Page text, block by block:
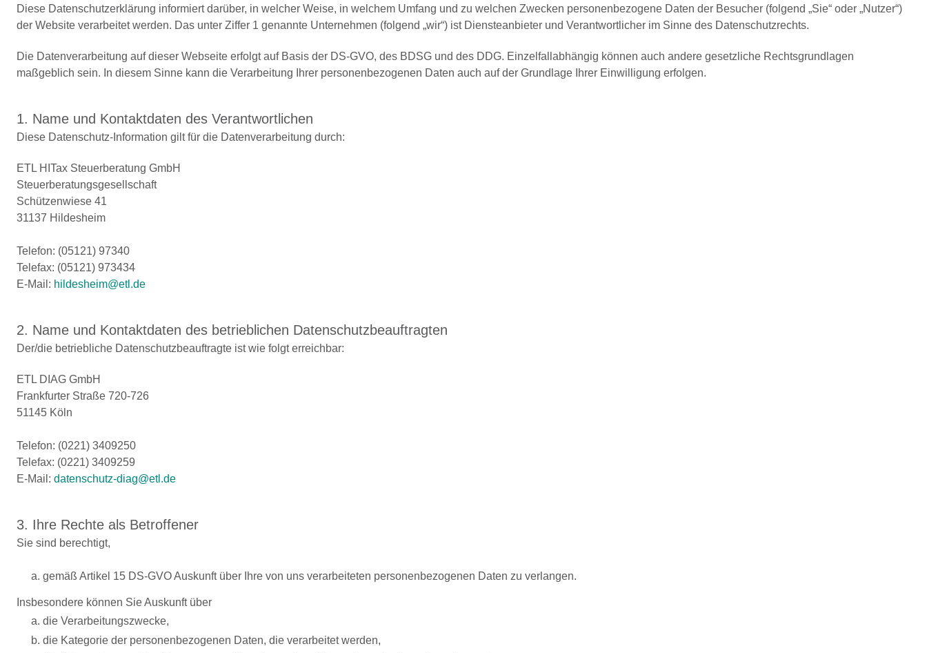
Diese Datenschutzerklärung informiert darüber, in welcher Weise, in welchem Umfang und zu welchen Zwecken personenbezogene Daten der Besucher (folgend „Sie“ oder „Nutzer“)
der Website verarbeitet werden. Das unter Ziffer 1 genannte Unternehmen (folgend „wir“) ist Diensteanbieter und Verantwortlicher im Sinne des Datenschutzrechts.
Die Datenverarbeitung auf dieser Webseite erfolgt auf Basis der DS-GVO, des BDSG und des DDG. Einzelfallabhängig können auch andere gesetzliche Rechtsgrundlagen
maßgeblich sein. In diesem Sinne kann die Verarbeitung Ihrer personenbezogenen Daten auch auf der Grundlage Ihrer Einwilligung erfolgen.
1. Name und Kontaktdaten des Verantwortlichen
Diese Datenschutz-Information gilt für die Datenverarbeitung durch:
ETL HITax Steuerberatung GmbH
Steuerberatungsgesellschaft
Schützenwiese 41
31137 Hildesheim
Telefon: (05121) 97340
Telefax: (05121) 973434
E-Mail: hildesheim@etl.de
2. Name und Kontaktdaten des betrieblichen Datenschutzbeauftragten
Der/die betriebliche Datenschutzbeauftragte ist wie folgt erreichbar:
ETL DIAG GmbH
Frankfurter Straße 720-726
51145 Köln
Telefon: (0221) 3409250
Telefax: (0221) 3409259
E-Mail: datenschutz-diag@etl.de
3. Ihre Rechte als Betroffener
Sie sind berechtigt,
a. gemäß Artikel 15 DS-GVO Auskunft über Ihre von uns verarbeiteten personenbezogenen Daten zu verlangen.
Insbesondere können Sie Auskunft über
a. die Verarbeitungszwecke,
b. die Kategorie der personenbezogenen Daten, die verarbeitet werden,